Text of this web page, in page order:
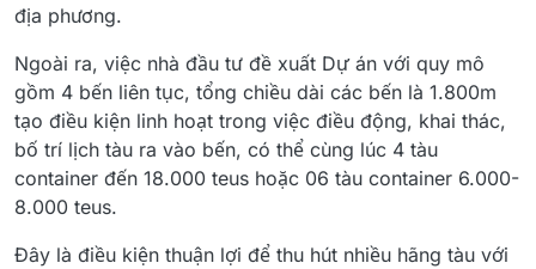
địa phương.
Ngoài ra, việc nhà đầu tư đề xuất Dự án với quy mô
gồm 4 bến liên tục, tổng chiều dài các bến là 1.800m
tạo điều kiện linh hoạt trong việc điều động, khai thác,
bố trí lịch tàu ra vào bến, có thể cùng lúc 4 tàu
container đến 18.000 teus hoặc 06 tàu container 6.000-
8.000 teus.
Đây là điều kiện thuận lợi để thu hút nhiều hãng tàu với